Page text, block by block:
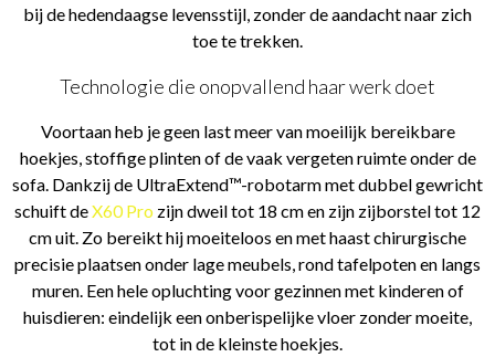
bij de hedendaagse levensstijl, zonder de aandacht naar zich
toe te trekken.
Technologie die onopvallend haar werk doet
Voortaan heb je geen last meer van moeilijk bereikbare
hoekjes, stoffige plinten of de vaak vergeten ruimte onder de
sofa. Dankzij de UltraExtend™-robotarm met dubbel gewricht
schuift deX60 Pro zijn dweil tot 18 cm en zijn zijborstel tot 12
cm uit. Zo bereikt hij moeiteloos en met haast chirurgische
precisie plaatsen onder lage meubels, rond tafelpoten en langs
muren. Een hele opluchting voor gezinnen met kinderen of
huisdieren: eindelijk een onberispelijke vloer zonder moeite,
tot in de kleinste hoekjes.